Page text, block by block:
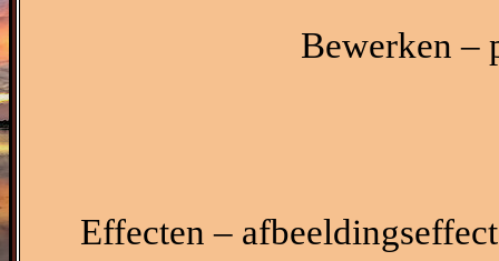
Bewerken –
Effecten –